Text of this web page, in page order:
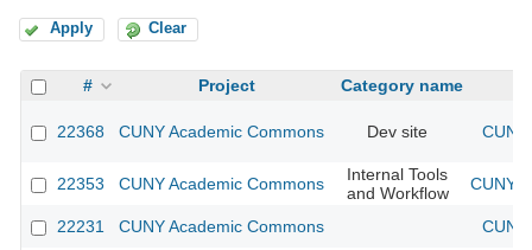
Apply Clear
# Project Category name
22368 CUNY Academic Commons Dev site
22353 CUNY Academic Commons
Internal Tools
and Workflow
CUNY
22231 CUNY Academic Commons